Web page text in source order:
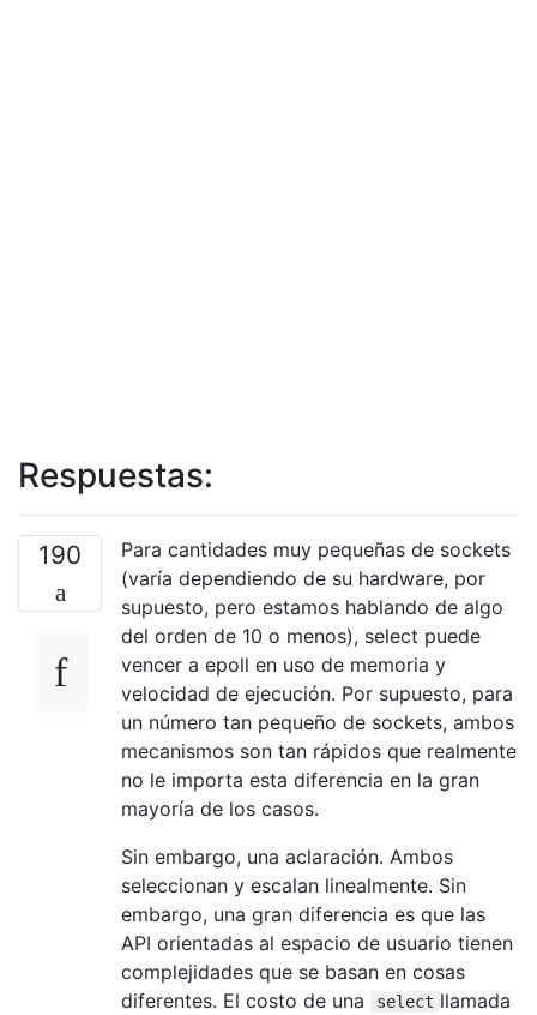
Respuestas:
190
Para cantidades muy pequeñas de sockets
(varía dependiendo de su hardware, por
supuesto, pero estamos hablando de algo
del orden de 10 o menos), select puede
vencer a epoll en uso de memoria y
velocidad de ejecución. Por supuesto, para
un número tan pequeño de sockets, ambos
mecanismos son tan rápidos que realmente
no le importa esta diferencia en la gran
mayoría de los casos.
Sin embargo, una aclaración. Ambos
seleccionan y escalan linealmente. Sin
embargo, una gran diferencia es que las
API orientadas al espacio de usuario tienen
complejidades que se basan en cosas
diferentes. El costo de una
select llamada